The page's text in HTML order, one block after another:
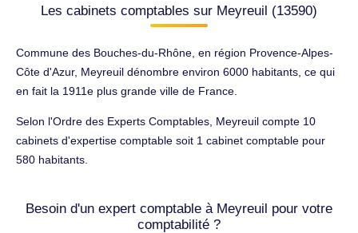
Les cabinets comptables sur Meyreuil (13590)
Commune des Bouches-du-Rhône, en région Provence-Alpes-
Côte d'Azur, Meyreuil dénombre environ 6000 habitants, ce qui
en fait la 1911e plus grande ville de France.
Selon l'Ordre des Experts Comptables, Meyreuil compte 10
cabinets d'expertise comptable soit 1 cabinet comptable pour
580 habitants.
Besoin d'un expert comptable à Meyreuil pour votre
comptabilité ?